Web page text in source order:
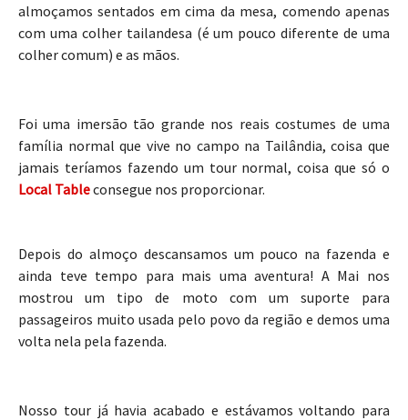
almoçamos sentados em cima da mesa, comendo apenas
com uma colher tailandesa (é um pouco diferente de uma
colher comum) e as mãos.
Foi uma imersão tão grande nos reais costumes de uma
família normal que vive no campo na Tailândia, coisa que
jamais teríamos fazendo um tour normal, coisa que só o
Local Tableconsegue nos proporcionar.
Depois do almoço descansamos um pouco na fazenda e
ainda teve tempo para mais uma aventura! A Mai nos
mostrou um tipo de moto com um suporte para
passageiros muito usada pelo povo da região e demos uma
volta nela pela fazenda.
Nosso tour já havia acabado e estávamos voltando para